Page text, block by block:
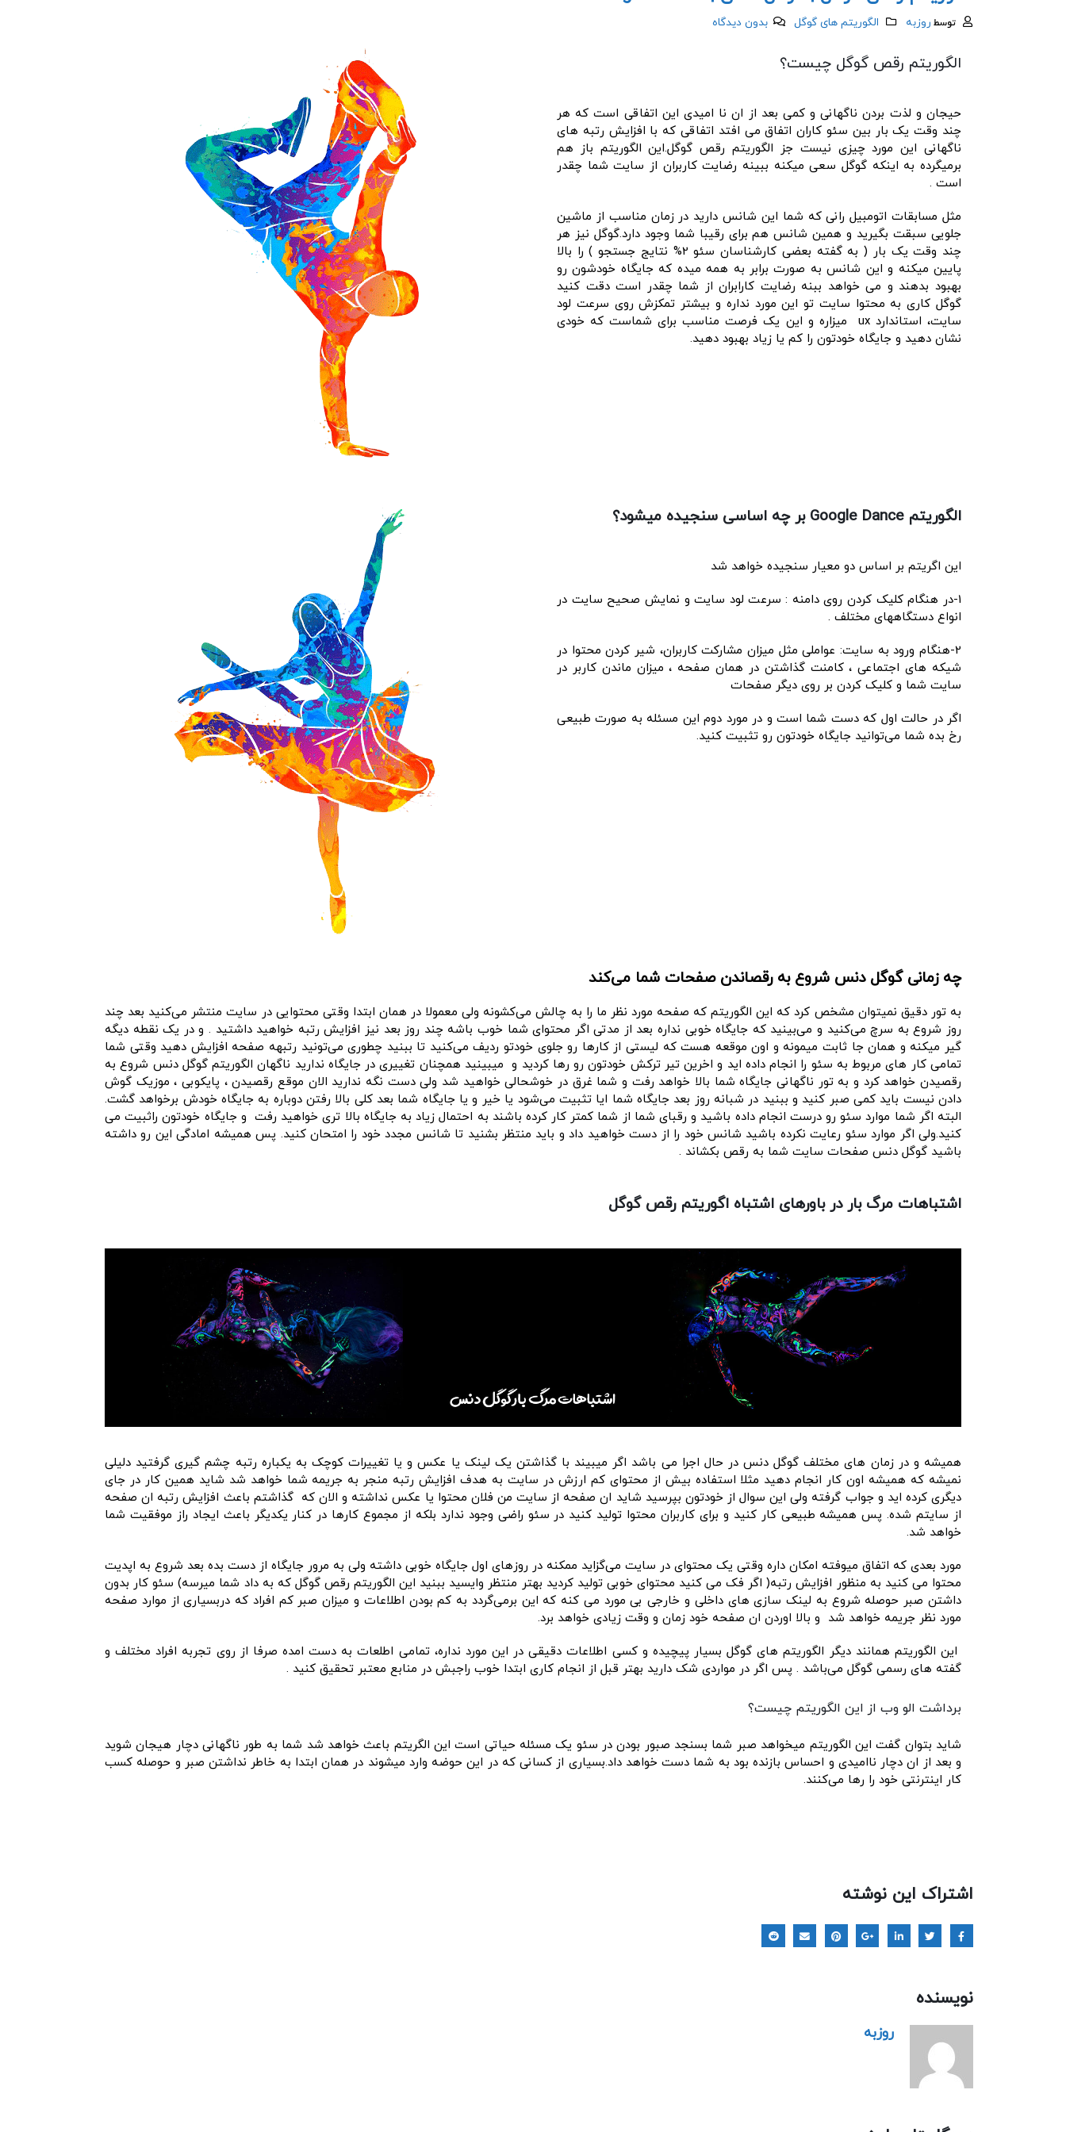
توسط روزبه الگوریتم های گوگل بدون ديدگاه
الگوریتم رقص گوگل چیست؟
حیجان و لذت بردن ناگهانی و کمی بعد از ان نا امیدی این اتفاقی است که هر
چند وقت یک بار بین سئو کاران اتفاق می افتد اتفاقی که با افزایش رتبه های
ناگهانی این مورد چیزی نیست جز الگوریتم رقص گوگل.این الگوریتم باز هم
برمیگرده به اینکه گوگل سعی میکنه ببینه رضایت کاربران از سایت شما چقدر
است .
مثل مسابقات اتومبیل رانی که شما این شانس دارید در زمان مناسب از ماشین
جلویی سبقت بگیرید و همین شانس هم برای رقیبا شما وجود دارد.گوگل نیز هر
چند وقت یک بار ( به گفته بعضی کارشناسان سئو 2% نتایج جستجو ) را بالا
پایین میکنه و این شانس به صورت برابر به همه میده که جایگاه خودشون رو
بهبود بدهند و می خواهد ببنه رضایت کارابران از شما چقدر است دقت کنید
گوگل کاری به محتوا سایت تو این مورد نداره و بیشتر تمکزش روی سرعت لود
سایت، استاندارد ux میزاره و این یک فرصت مناسب برای شماست که خودی
نشان دهید و جایگاه خودتون را کم یا زیاد بهبود دهید.
الگوریتمGoogle Dance بر چه اساسی سنجیده میشود؟
این اگریتم بر اساس دو معیار سنجیده خواهد شد
1-در هنگام کلیک کردن روی دامنه : سرعت لود سایت و نمایش صحیح سایت در
انواع دستگاههای مختلف .
2-هنگام ورود به سایت: عواملی مثل میزان مشارکت کاربران، شیر کردن محتوا در
شیکه های اجتماعی ، کامنت گذاشتن در همان صفحه ، میزان ماندن کاربر در
سایت شما و کلیک کردن بر روی دیگر صفحات
اگر در حالت اول که دست شما است و در مورد دوم این مسئله به صورت طبیعی
رخ بده شما می‌توانید جایگاه خودتون رو تثبیت کنید.
چه زمانی گوگل دنس شروع به رقصاندن صفحات شما می‌کند
به تور دقیق نمیتوان مشخص کرد که این الگوریتم که صفحه مورد نظر ما را به چالش می‌کشونه ولی معمولا در همان ابتدا وقتی محتوایی در سایت منتشر می‌کنید بعد چند
روز شروع به سرچ می‌کنید و می‌بینید که جایگاه خوبی نداره بعد از مدتی اگر محتوای شما خوب باشه چند روز بعد نیز افزایش رتبه خواهید داشتید . و در یک نقطه دیگه
گیر میکنه و همان جا ثابت میمونه و اون موقعه هست که لیستی از کارها رو جلوی خودتو ردیف می‌کنید تا ببنید چطوری می‌تونید رتبهه صفحه افزایش دهید وقتی شما
تمامی کار های مربوط به سئو را انجام داده اید و اخرین تیر ترکش خودتون رو رها کردید و میبینید همچنان تغییری در جایگاه ندارید ناگهان الگوریتم گوگل دنس شروع به
رقصیدن خواهد کرد و به تور ناگهانی جایگاه شما بالا خواهد رفت و شما غرق در خوشحالی خواهید شد ولی دست نگه ندارید الان موقع رقصیدن ، پایکوبی ، موزیک گوش
دادن نیست باید کمی صبر کنید و ببنید در شبانه روز بعد جایگاه شما ایا تثبیت می‌شود یا خیر و یا جایگاه شما بعد کلی بالا رفتن دوباره به جایگاه خودش برخواهد گشت.
البته اگر شما موارد سئو رو درست انجام داده باشید و رقبای شما از شما کمتر کار کرده باشند به احتمال زیاد به جایگاه بالا تری خواهید رفت و جایگاه خودتون راثبیت می
کنید.ولی اگر موارد سئو رعایت نکرده باشید شانس خود را از دست خواهید داد و باید منتظر بشنید تا شانس مجدد خود را امتحان کنید. پس همیشه امادگی این رو داشته
باشید گوگل دنس صفحات سایت شما به رقص بکشاند .
اشتباهات مرگ بار در باورهای اشتباه اگوریتم رقص گوگل
همیشه و در زمان های مختلف گوگل دنس در حال اجرا می باشد اگر میبیند با گذاشتن یک لینک یا عکس و یا تغییرات کوچک به یکباره رتبه چشم گیری گرفتید دلیلی
نمیشه که همیشه اون کار انجام دهید مثلا استفاده بیش از محتوای کم ارزش در سایت به هدف افزایش رتبه منجر به جریمه شما خواهد شد شاید همین کار در جای
دیگری کرده اید و جواب گرفته ولی این سوال از خودتون بپرسید شاید ان صفحه از سایت من فلان محتوا یا عکس نداشته و الان که گذاشتم باعث افزایش رتبه ان صفحه
از سایتم شده. پس همیشه طبیعی کار کنید و برای کاربران محتوا تولید کنید در سئو راضی وجود ندارد بلکه از مجموع کارها در کنار یکدیگر باعث ایجاد راز موفقیت شما
خواهد شد.
مورد بعدی که اتفاق میوفته امکان داره وقتی یک محتوای در سایت می‌گزاید ممکنه در روزهای اول جایگاه خوبی داشته ولی به مرور جایگاه از دست بده بعد شروع به اپدیت
محتوا می کنید به منظور افزایش رتبه( اگر فک می کنید محتوای خوبی تولید کردید بهتر منتظر وایسید ببنید این الگوریتم رقص گوگل که به داد شما میرسه) سئو کار بدون
داشتن صبر حوصله شروع به لینک سازی های داخلی و خارجی بی مورد می کنه که این برمی‌گردد به کم بودن اطلاعات و میزان صبر کم افراد که دربسیاری از موارد صفحه
مورد نظر جریمه خواهد شد و بالا اوردن ان صفحه خود زمان و وقت زیادی خواهد برد.
این الگوریتم همانند دیگر الگوریتم های گوگل بسیار پیچیده و کسی اطلاعات دقیقی در این مورد نداره، تمامی اطلعات به دست امده صرفا از روی تجربه افراد مختلف و
گفته های رسمی گوگل می‌باشد . پس اگر در مواردی شک دارید بهتر قبل از انجام کاری ابتدا خوب راجبش در منابع معتبر تحقیق کنید .
برداشت الو وب از این الگوریتم چیست؟
شاید بتوان گفت این الگوریتم میخواهد صبر شما بسنجد صبور بودن در سئو یک مسئله حیاتی است این الگریتم باعث خواهد شد شما به طور ناگهانی دچار هیجان شوید
و بعد از ان دچار ناامیدی و احساس بازنده بود به شما دست خواهد داد.بسیاری از کسانی که در این حوضه وارد میشوند در همان ابتدا به خاطر نداشتن صبر و حوصله کسب
کار اینترنتی خود را رها می‌کنند.
اشتراک این نوشته
نویسنده
روزبه